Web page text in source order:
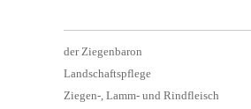
der Ziegenbaron
Landschaftspflege
Ziegen-, Lamm- und Rindfleisch